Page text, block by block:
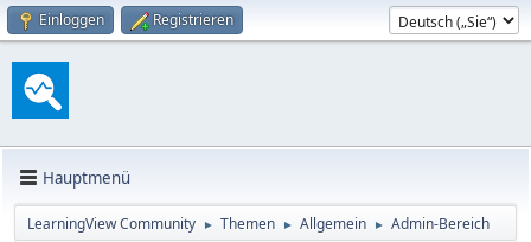
Einloggen Registrieren
Hauptmenü
LearningView Community ► Themen ► Allgemein ► Admin-Bereich